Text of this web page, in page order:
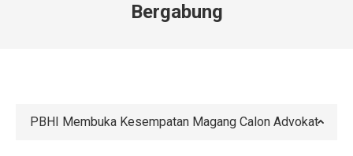
Bergabung
PBHI Membuka Kesempatan Magang Calon Advokat